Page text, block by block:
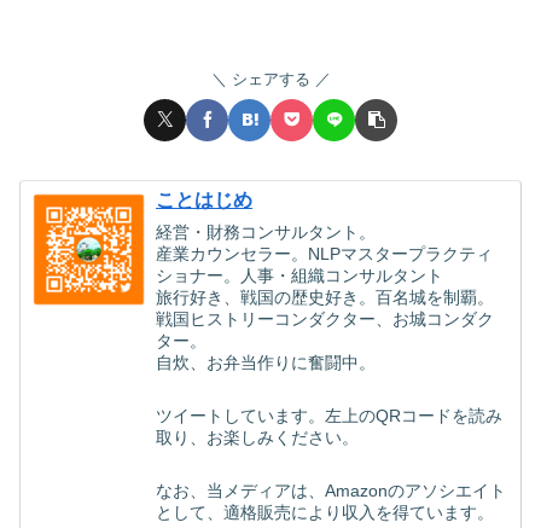
シェアする
ことはじめ
経営・財務コンサルタント。
産業カウンセラー。NLPマスタープラクティ
ショナー。人事・組織コンサルタント
旅行好き、戦国の歴史好き。百名城を制覇。
戦国ヒストリーコンダクター、お城コンダク
ター。
自炊、お弁当作りに奮闘中。
ツイートしています。左上のQRコードを読み
取り、お楽しみください。
なお、当メディアは、Amazonのアソシエイト
として、適格販売により収入を得ています。